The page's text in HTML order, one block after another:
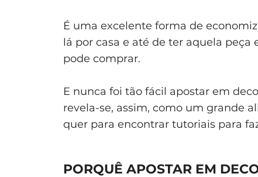
É uma excelente forma de
lá por casa e até de ter aquela
pode comprar.
E nunca foi tão fácil apostar em
revela-se, assim, como um grande
quer para encontrar tutoriais para
PORQUÊ APOSTAR EM